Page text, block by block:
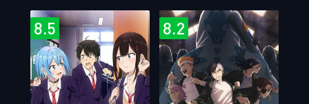
8.5 8.2